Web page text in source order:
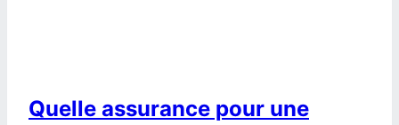
Quelle assurance pour une